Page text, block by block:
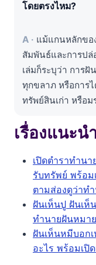
โดยตรงไหม?
แม้แกนหลักขอ
สัมพันธ์และการป
เล่มก็ระบุว่า การ
ทุกขลาภ หรือการ
ทรัพย์สินเก่า หรือ
เรื่องแนะน
เปิดตำราทำน
รับทรัพย์ พร้อม
ตามส่องดูว่าท
ฝันเห็นปู ฝันเห็
ทำนายฝันหมา
ฝันเห็นหมีบอก
อะไร พร้อมเปิ